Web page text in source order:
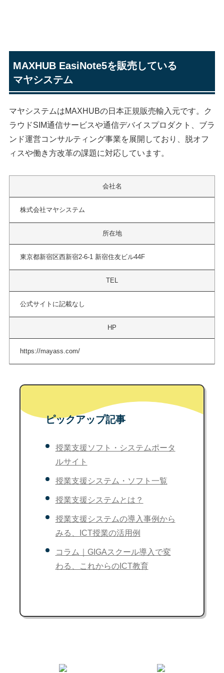
MAXHUB EasiNote5を販売している
マヤシステム
マヤシステムはMAXHUBの日本正規販売輸入元です。ク
ラウドSIM通信サービスや通信デバイスプロダクト、ブラ
ンド運営コンサルティング事業を展開しており、脱オフ
ィスや働き方改革の課題に対応しています。
会社名
株式会社マヤシステム
所在地
東京都新宿区西新宿2-6-1 新宿住友ビル44F
TEL
公式サイトに記載なし
HP
https://mayass.com/
ピックアップ記事
授業支援ソフト・システムポータ
ルサイト
授業支援システム・ソフト一覧
授業支援システムとは？
授業支援システムの導入事例から
みる、ICT授業の活用例
コラム｜GIGAスクール導入で変
わる、これからのICT教育